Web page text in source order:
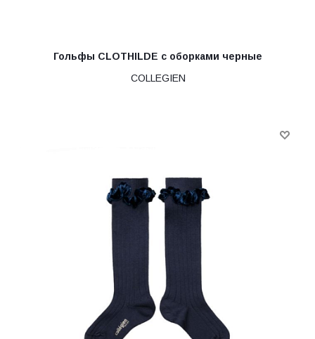
Гольфы CLOTHILDE с оборками черные
COLLEGIEN